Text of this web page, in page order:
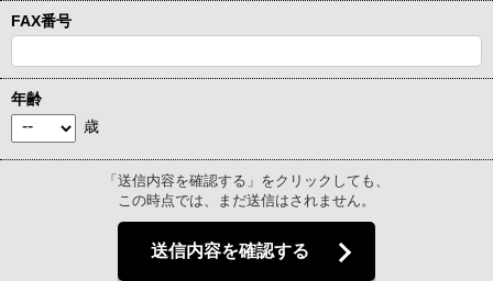
FAX番号
年齢
歳
「送信内容を確認する」をクリックしても、
この時点では、まだ送信はされません。
送信内容を確認する